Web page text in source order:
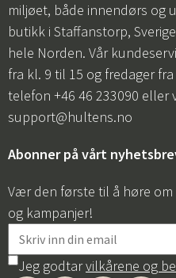
miljøet, både innendørs og
butikk i Staffanstorp,
hele Norden. Vår
fra kl. 9 til 15 og fredager
telefon +46 46 233090 eller
support@hultens.no
Abonner på vårt
Vær den første til å høre
og kampanjer!
Jeg godtarvilkårene og